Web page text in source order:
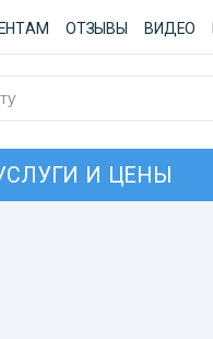
ОТЗЫВЫ ВИДЕО
И ЦЕНЫ